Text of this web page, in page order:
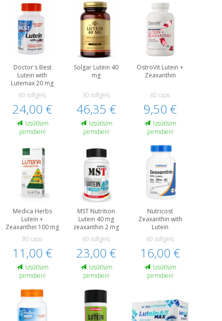
Doctor's Best
Lutein with
Lutemax 20 mg
60 softgels
24,00 €
Izsūtīsim
pirmdien!
Solgar Lutein 40
mg
30 softgels
46,35 €
Izsūtīsim
pirmdien!
OstroVit Lutein +
Zeaxanthin
60 caps
9,50 €
Izsūtīsim
pirmdien!
Medica Herbs
Lutein +
Zeaxanthin 100 mg
80 caps
11,00 €
Izsūtīsim
pirmdien!
MST Nutrition
Lutein 40 mg
zeaxanthin 2 mg
60 softgels
23,00 €
Izsūtīsim
pirmdien!
Nutricost
Zeaxanthin with
Lutein
60 softgels
16,00 €
Izsūtīsim
pirmdien!